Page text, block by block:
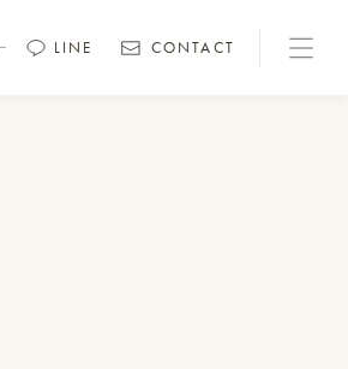
LINE CONTACT